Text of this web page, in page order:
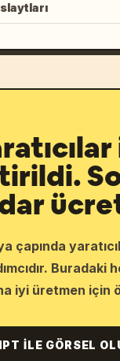
çapında
Buradaki
iyi üretmen için
ILE GÖRSEL